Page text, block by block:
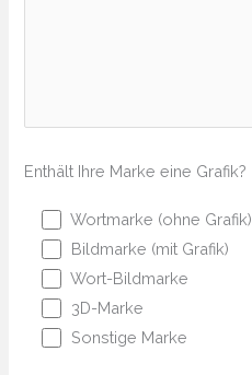
Enthält Ihre Marke eine Grafik?
Wortmarke (ohne Grafik)
Bildmarke (mit Grafik)
Wort-Bildmarke
3D-Marke
Sonstige Marke